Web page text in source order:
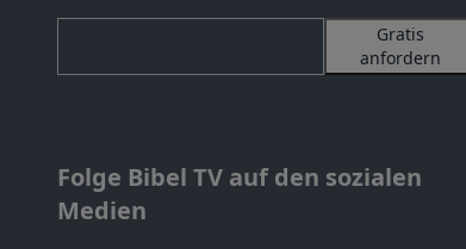
Gratis
anfordern
Folge Bibel TV auf den sozialen
Medien